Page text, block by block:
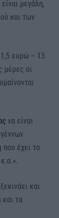
μεγάλη,
και των
ευρώ – 13
μέρες οι
να είναι
που έχει το
ξεκινάει και
και τα